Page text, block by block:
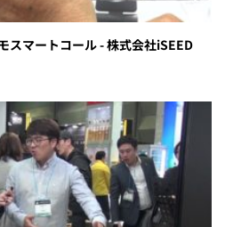
スマートコール - 株式会社iSEED